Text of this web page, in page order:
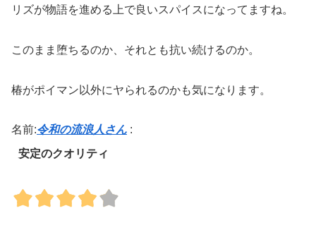
リズが物語を進める上で良いスパイスになってますね。
このまま堕ちるのか、それとも抗い続けるのか。
椿がポイマン以外にヤられるのかも気になります。
名前:令和の流浪人さん :
安定のクオリティ